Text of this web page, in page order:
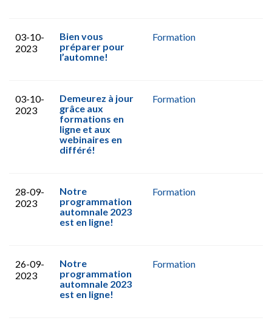
03-10-
2023
Bien vous
préparer pour
l’automne!
Formation
03-10-
2023
Demeurez à jour
grâce aux
formations en
ligne et aux
webinaires en
différé!
Formation
28-09-
2023
Notre
programmation
automnale 2023
est en ligne!
Formation
26-09-
2023
Notre
programmation
automnale 2023
est en ligne!
Formation